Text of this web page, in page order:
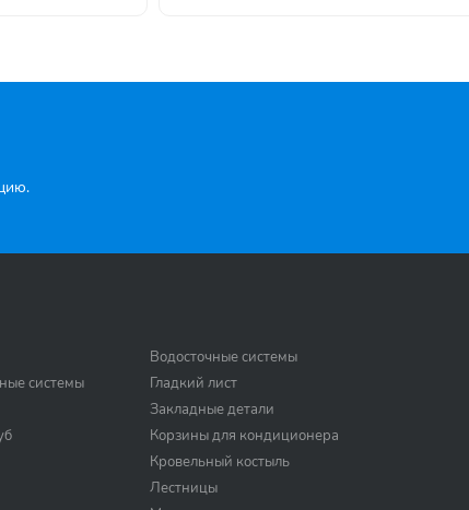
Водосточные системы
системы
Гладкий лист
Закладные детали
Корзины для кондиционера
Кровельный костыль
Лестницы